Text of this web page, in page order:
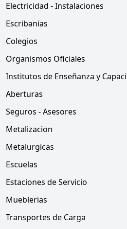
Electricidad - Instalaciones
Escribanias
Colegios
Organismos Oficiales
Institutos de Enseñanza y
Aberturas
Seguros - Asesores
Metalizacion
Metalurgicas
Escuelas
Estaciones de Servicio
Mueblerias
Transportes de Carga